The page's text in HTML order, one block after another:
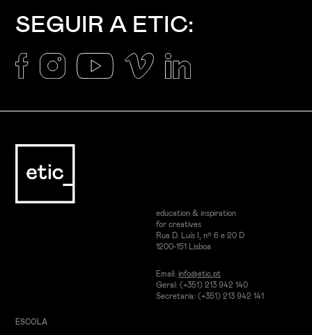
SEGUIR A ETIC:
education & inspiration
for creatives
Rua D. Luís I, nº 6 e 20 D
1200-151 Lisboa
Email: info@etic.pt
Geral: (+351) 213 942 140
Secretaria: (+351) 213 942 141
ESCOLA